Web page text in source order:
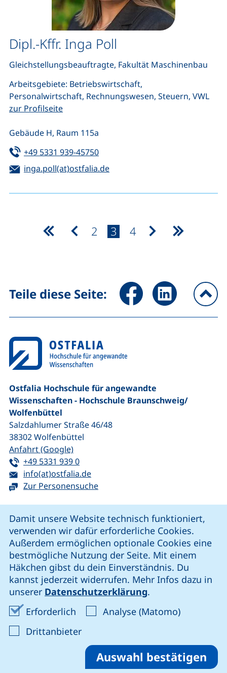
Damit unsere Website technisch funktioniert,
verwenden wir dafür erforderliche Cookies.
Außerdem ermöglichen optionale Cookies eine
bestmögliche Nutzung der Seite. Mit einem
Häkchen gibst du dein Einverständnis. Du
kannst jederzeit widerrufen. Mehr Infos dazu in
unserer Datenschutzerklärung.
Erforderlich Erforderliche Cookies akzeptieren
Analyse (Matomo)Analyse-
Drittanbieter: Cookies von Drittanbieter
Auswahl bestätigen
Dipl.-Kffr. Inga Poll
Gleichstellungsbeauftragte, Fakultät Maschinenbau
Arbeitsgebiete: Betriebswirtschaft,
Personalwirtschaft, Rechnungswesen, Steuern, VWL
zur Profilseite
Gebäude H, Raum 115a
Tel:
+49 5331 939-45750(startet einen Telefonanruf,
E-Mail:
inga.poll(at)ostfalia.de(öffnet Ihr E-Mail-Programm)
vorherige Seite
Seite:
2 Seite:
3 Seite:
4
Teile diese Seite: Seite über Facebook teilen
Seite über
Ostfalia Hochschule für angewandte
Wissenschaften - Hochschule Braunschweig/​
Wolfenbüttel
Salzdahlumer Straße 46/48
38302Wolfenbüttel
Anfahrt (Google)(externer Link, öffnet neues Fenster)
Tel:
+49 5331 939 0(startet einen Telefonanruf, wenn Ihr
E-Mail:
info(at)ostfalia.de(öffnet Ihr E-Mail-Programm)
Zur Personensuche
unsere Facebook-Seite (externer Link, öffnet neues
unsere LinkedIn-Seite (externer Link, öffnet
unsere Instagram-Seite (externer Link,
unsere YouTube-Seite (externer
Cookie-Einstellungen
Impressum
Datenschutz
Erklärung zur Barrierefreiheit